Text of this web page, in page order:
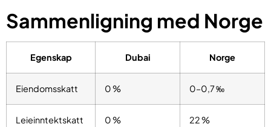
Sammenligning med Norge
Egenskap Dubai Norge
Eiendomsskatt 0 % 0–0,7 ‰
Leieinntektskatt 0 % 22 %